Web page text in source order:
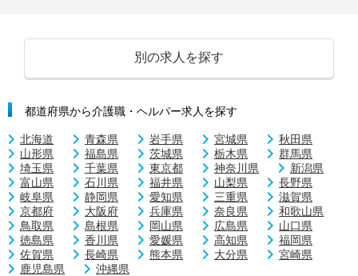
別の求人を探す
都道府県から介護職・ヘルパー求人を探す
北海道 青森県 岩手県 宮城県
秋田県
山形県
福島県 茨城県 栃木県
群馬県
埼玉県
千葉県 東京都 神奈川県
新潟県
富山県
石川県 福井県 山梨県
長野県
岐阜県
静岡県 愛知県 三重県
滋賀県
京都府
大阪府 兵庫県 奈良県
和歌山県
鳥取県
島根県 岡山県 広島県
山口県
徳島県
香川県 愛媛県 高知県
福岡県
佐賀県
長崎県 熊本県 大分県
宮崎県
鹿児島県
沖縄県